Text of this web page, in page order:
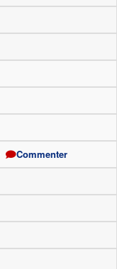
Commenter